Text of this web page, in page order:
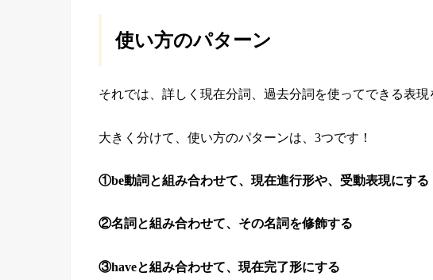
使い方のパターン
それでは、詳しく現在分詞、過去分詞を使ってできる表現
大きく分けて、使い方のパターンは、3つです！
①be動詞と組み合わせて、現在進行形や、受動表現にする
②名詞と組み合わせて、その名詞を修飾する
③haveと組み合わせて、現在完了形にする